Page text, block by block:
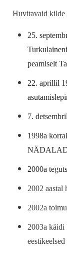
Huvitavaid kilde
25.
peamiselt
22. aprillil
7.
1998a
NÄDALAD
2000a
2002 aastal
2002a
2003a käidi
eestikeelsed